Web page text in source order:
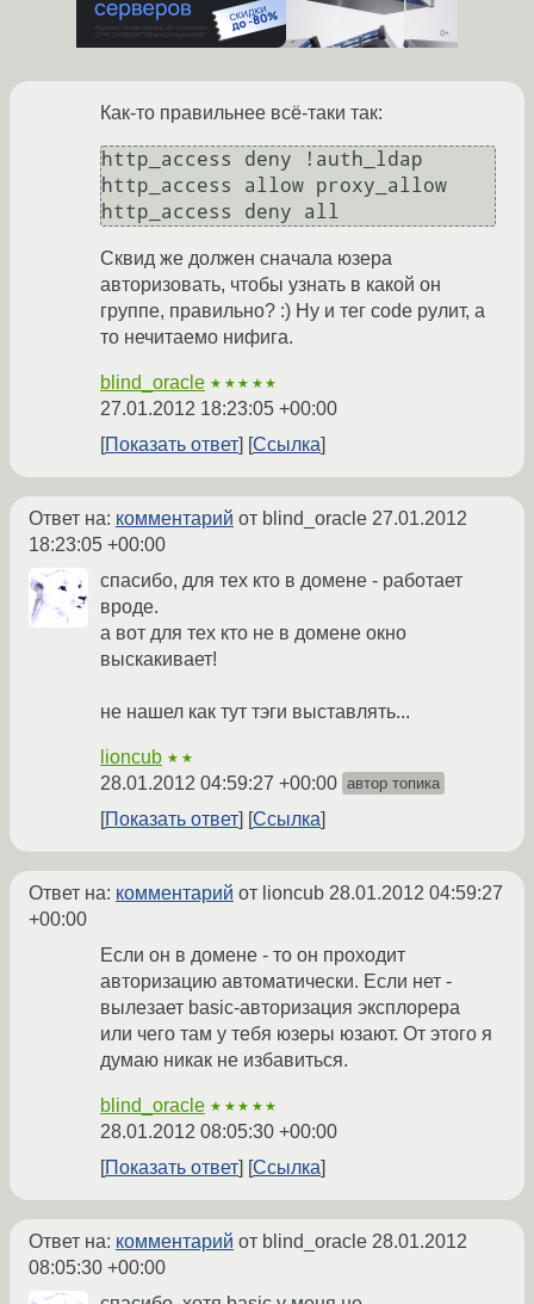
Как-то правильнее всё-таки так:
http_access deny !auth_ldap
http_access allow proxy_allow
Сквид же должен сначала юзера
авторизовать, чтобы узнать в какой он
группе, правильно? :) Ну и тег code рулит, а
то нечитаемо нифига.
blind_oracle ★★★★★
27.01.2012 18:23:05 +00:00
Показать ответ
Ссылка
Ответ на: комментарий от blind_oracle 27.01.2012
18:23:05 +00:00
спасибо, для тех кто в домене - работает
вроде.
а вот для тех кто не в домене окно
выскакивает!
не нашел как тут тэги выставлять...
lioncub ★★
28.01.2012 04:59:27 +00:00 автор топика
Показать ответ Ссылка
Ответ на: комментарий от lioncub 28.01.2012 04:59:27
+00:00
Если он в домене - то он проходит
авторизацию автоматически. Если нет -
вылезает basic-авторизация эксплорера
или чего там у тебя юзеры юзают. От этого я
думаю никак не избавиться.
blind_oracle ★★★★★
28.01.2012 08:05:30 +00:00
Показать ответ
Ссылка
Ответ на: комментарий от blind_oracle 28.01.2012
08:05:30 +00:00